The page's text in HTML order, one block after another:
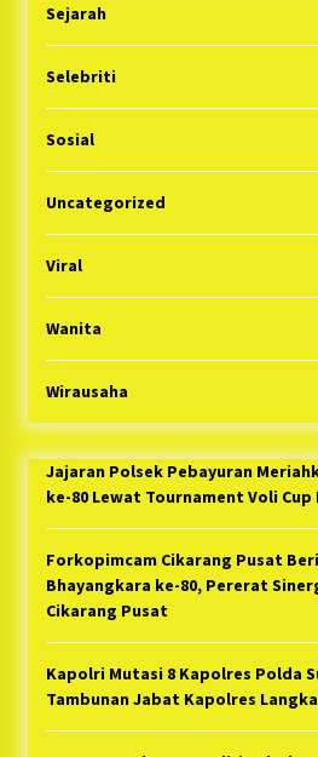
Sejarah
Selebriti
Sosial
Uncategorized
Viral
Wanita
Wirausaha
Jajaran Polsek Pebayuran
ke-80 Lewat Tournament Voli
Forkopimcam Cikarang Pusat
Bhayangkara ke-80, Pererat
Cikarang Pusat
Kapolri Mutasi 8 Kapolres Polda
Tambunan Jabat Kapolres